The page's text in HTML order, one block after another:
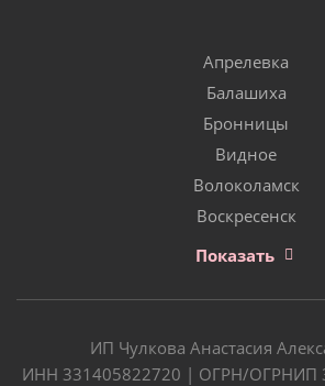
Апрелевка
Балашиха
Бронницы
Видное
Волоколамск
Воскресенск
Показать
ИП Чулкова Анастасия
ИНН 331405822720 | ОГРН/ОГРНИП